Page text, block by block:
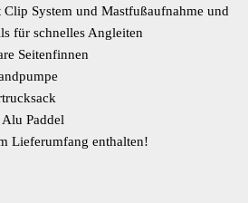
System und Mastfußaufnahme und
für schnelles Angleiten
Seitenfinnen
Paddel
Lieferumfang enthalten!